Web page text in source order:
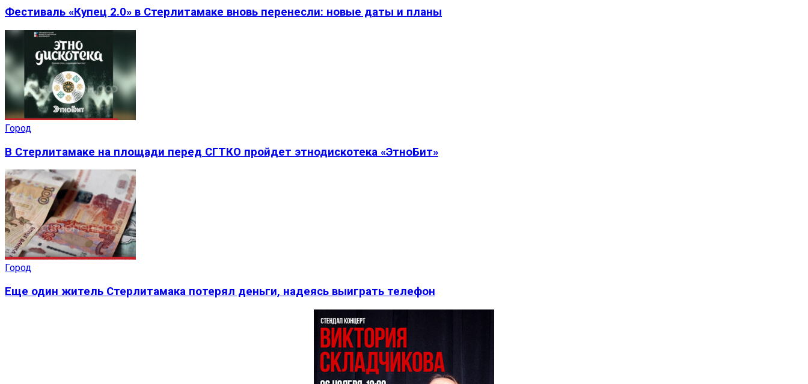
Фестиваль «Купец 2.0» в Стерлитамаке вновь перенесли: новые даты и планы
Город
В Стерлитамаке на площади перед СГТКО пройдет этнодискотека «ЭтноБит»
Город
Еще один житель Стерлитамака потерял деньги, надеясь выиграть телефон